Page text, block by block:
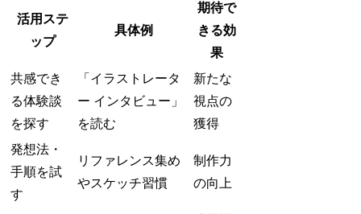
活用ステ
ップ
具体例
期待で
きる効
果
共感でき
る体験談
を探す
「イラストレータ
ー インタビュー」
を読む
新たな
視点の
獲得
発想法・
手順を試
す
リファレンス集め
やスケッチ習慣
制作力
の向上